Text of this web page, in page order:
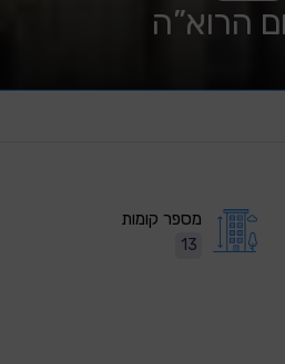
הרוא”ה
מספר קומות
13